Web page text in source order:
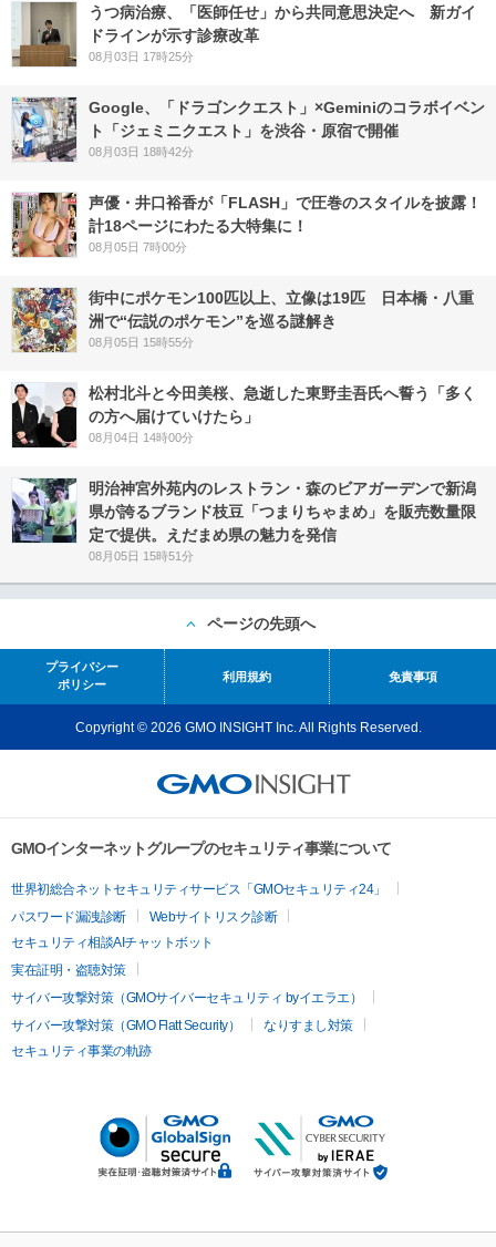
うつ病治療、「医師任せ」から共同意思決定へ 新ガイ
ドラインが示す診療改革
08月03日 17時25分
Google、「ドラゴンクエスト」×Geminiのコラボイベン
ト「ジェミニクエスト」を渋谷・原宿で開催
08月03日 18時42分
声優・井口裕香が「FLASH」で圧巻のスタイルを披露！
計18ページにわたる大特集に！
08月05日 7時00分
街中にポケモン100匹以上、立像は19匹 日本橋・八重
洲で“伝説のポケモン”を巡る謎解き
08月05日 15時55分
松村北斗と今田美桜、急逝した東野圭吾氏へ誓う「多く
の方へ届けていけたら」
08月04日 14時00分
明治神宮外苑内のレストラン・森のビアガーデンで新潟
県が誇るブランド枝豆「つまりちゃまめ」を販売数量限
定で提供。えだまめ県の魅力を発信
08月05日 15時51分
ページの先頭へ
プライバシー
ポリシー
利用規約 免責事項
Copyright © 2026 GMO INSIGHT Inc. All Rights Reserved.
GMOインターネットグループのセキュリティ事業について
世界初総合ネットセキュリティサービス「GMOセキュリティ24」
パスワード漏洩診断
Webサイトリスク診断
セキュリティ相談AIチャットボット
実在証明・盗聴対策
サイバー攻撃対策（GMOサイバーセキュリティ byイエラエ）
サイバー攻撃対策（GMO Flatt Security）
なりすまし対策
セキュリティ事業の軌跡